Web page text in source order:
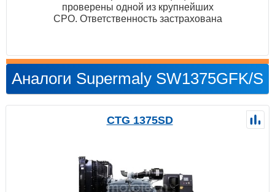
проверены одной из крупнейших
СРО. Ответственность застрахована
Аналоги Supermaly SW1375GFK/S
CTG 1375SD